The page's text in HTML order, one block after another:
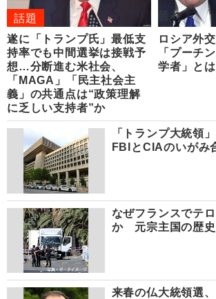
話題
遂に「トランプ氏」最低支
持率でも中間選挙は接戦予
想…分断進む米社会、
「MAGA」「民主社会主
義」の共通点は“政策理解
に乏しい支持者”か
ロシア外
「プーチ
学者」とは
「トランプ大統領
FBIとCIAのいがみ
なぜフランスでテ
か 元宗主国の歴史
来春の仏大統領選